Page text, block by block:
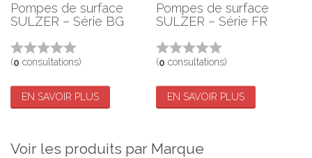
Pompes de surface
SULZER – Série BG
(0 consultations)
EN SAVOIR PLUS
Pompes de surface
SULZER – Série FR
(0 consultations)
EN SAVOIR PLUS
Voir les produits par Marque